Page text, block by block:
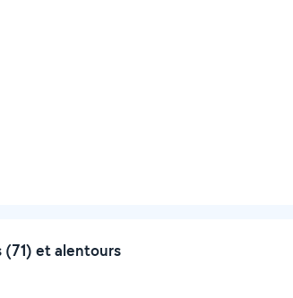
(71) et alentours